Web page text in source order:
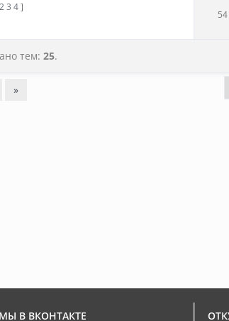
23 4]
54
тем: 25.
»
МЫ В ВКОНТАКТЕ